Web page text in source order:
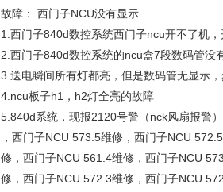
故障： 西门子NCU没有显示
1.西门子840d数控系统西门子ncu开不了机，
2.西门子840d数控系统的ncu盒7段数码管没
3.送电瞬间所有灯都亮，但是数码管无显示
4.ncu板子h1，h2灯全亮的故障
5.840d系统，现报2120号警（nck风扇报警
，西门子NCU 573.5维修，西门子NCU
修，西门子NCU 561.4维修，西门子NCU
修，西门子NCU 572.3维修，西门子NCU